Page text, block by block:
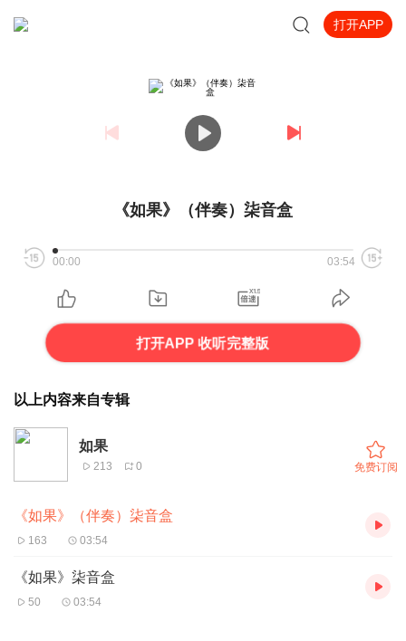
打开APP
《如果》（伴奏）柒音盒
00:00 03:54
打开APP 收听完整版
以上内容来自专辑
如果
213 0 免费订阅
《如果》（伴奏）柒音盒
163 03:54
《如果》柒音盒
50 03:54